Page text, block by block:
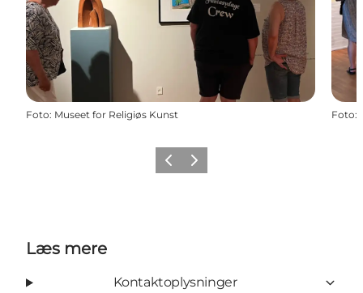
Foto: Museet for Religiøs Kunst Foto:
Forrige billede
Næste billede
Læs mere
Kontaktoplysninger